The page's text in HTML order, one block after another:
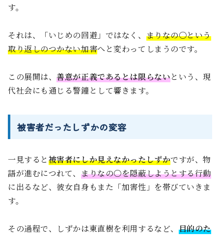
す。
それは、「いじめの回避」ではなく、 まりなの〇という
取り返しのつかない加害へと変わってしまうのです。
この展開は、善意が正義であるとは限らないという、現
代社会にも通じる警鐘として響きます。
被害者だったしずかの変容
一見すると被害者にしか見えなかったしずかですが、物
語が進むにつれて、まりなの〇を隠蔽しようとする行動
に出るなど、彼女自身もまた「加害性」を帯びていきま
す。
その過程で、しずかは東直樹を利用するなど、 目的のた